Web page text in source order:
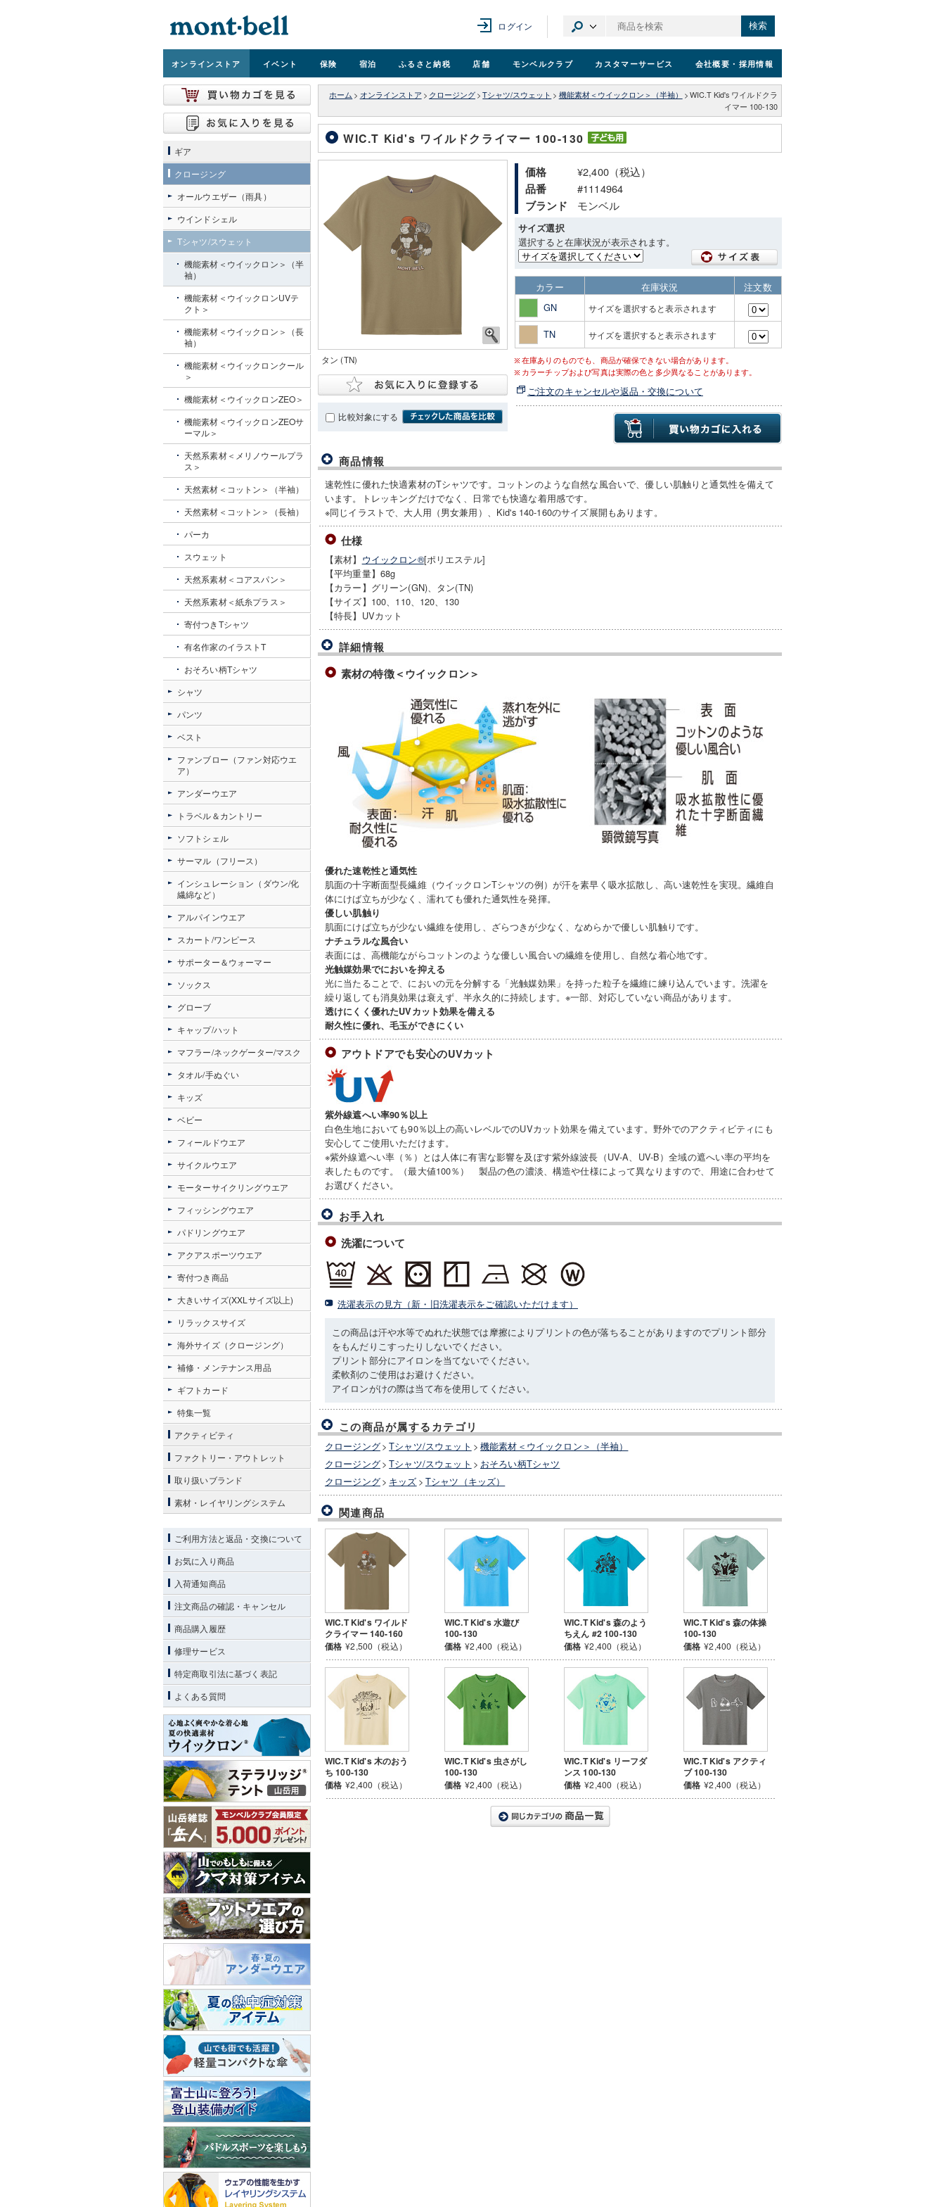
ログイン 検索
オンラインストア イベント 保険 宿泊 ふるさと納税 店舗 モンベルクラブ カスタマーサービス 会社概要 ・採用情報
ホーム > オンラインストア > クロージング > Tシャツ/スウェット > 機能素材＜ウイックロン＞（半袖） > WIC.T Kid's ワイルドクラ
イマー 100-130
WIC.T Kid's ワイルドクライマー 100-130
タン (TN)
比較対象にする
価格 ¥2,400（税込）
品番 #1114964
ブランド モンベル
サイズ選択
選択すると在庫状況が表示されます。
カラー 在庫状況
注文数
GN
サイズを選択すると表示されます
TN サイズを選択すると表示されます
在庫ありのものでも、商品が確保できない場合があります。
カラーチップおよび写真は実際の色と多少異なることがあります。
ご注文のキャンセルや返品・交換について
商品情報
速乾性に優れた快適素材のTシャツです。コットンのような自然な風合いで、優しい肌触りと通気性を備えて
います。トレッキングだけでなく、日常でも快適な着用感です。
※同じイラストで、大人用（男女兼用）、Kid's 140-160のサイズ展開もあります。
仕様
【素材】 ウイックロン®[ポリエステル]
【平均重量】68g
【カラー】グリーン(GN)、タン(TN)
【サイズ】100、110、120、130
【特長】UVカット
詳細情報
素材の特徴＜ウイックロン＞
優れた速乾性と通気性
肌面の十字断面型長繊維（ウイックロンTシャツの例）が汗を素早く吸水拡散し、高い速乾性を実現。繊維自
体にけば立ちが少なく、濡れても優れた通気性を発揮。
優しい肌触り
肌面にけば立ちが少ない繊維を使用し、ざらつきが少なく、なめらかで優しい肌触りです。
ナチュラルな風合い
表面には、高機能ながらコットンのような優しい風合いの繊維を使用し、自然な着心地です。
光触媒効果でにおいを抑える
光に当たることで、においの元を分解する「光触媒効果」を持った粒子を繊維に練り込んでいます。洗濯を
繰り返しても消臭効果は衰えず、半永久的に持続します。※一部、対応していない商品があります。
透けにくく優れたUVカット効果を備える
耐久性に優れ、毛玉ができにくい
アウトドアでも安心のUVカット
紫外線遮へい率90％以上
白色生地においても90％以上の高いレベルでのUVカット効果を備えています。野外でのアクティビティにも
安心してご使用いただけます。
※紫外線遮へい率（％）とは人体に有害な影響を及ぼす紫外線波長（UV-A、UV-B）全域の遮へい率の平均を
表したものです。（最大値100％） 製品の色の濃淡、構造や仕様によって異なりますので、用途に合わせて
お選びください。
お手入れ
洗濯について
洗濯表示の見方（新・旧洗濯表示をご確認いただけます）
この商品は汗や水等でぬれた状態では摩擦によりプリントの色が落ちることがありますのでプリント部分
をもんだりこすったりしないでください。
プリント部分にアイロンを当てないでください。
柔軟剤のご使用はお避けください。
アイロンがけの際は当て布を使用してください。
この商品が属するカテゴリ
クロージング> Tシャツ/スウェット > 機能素材＜ウイックロン＞（半袖）
クロージング> Tシャツ/スウェット > おそろい柄Tシャツ
クロージング> キッズ > Tシャツ（キッズ）
関連商品
WIC.T Kid's ワイルド
クライマー 140-160
価格 ¥2,500（税込）
WIC.T Kid's 水遊び
100-130
価格 ¥2,400（税込）
WIC.T Kid's 森のよう
ちえん #2 100-130
価格 ¥2,400（税込）
WIC.T Kid's 森の体操
100-130
価格 ¥2,400（税込）
WIC.T Kid's 木のおう
ち 100-130
価格 ¥2,400（税込）
WIC.T Kid's 虫さがし
100-130
価格 ¥2,400（税込）
WIC.T Kid's リーフダ
ンス 100-130
価格 ¥2,400（税込）
WIC.T Kid's アクティ
ブ 100-130
価格 ¥2,400（税込）
ギア
クロージング
オールウエザー（雨具）
ウインドシェル
Tシャツ/スウェット
機能素材＜ウイックロン＞（半
袖）
機能素材＜ウイックロンUVテ
クト＞
機能素材＜ウイックロン＞（長
袖）
機能素材＜ウイックロンクール
＞
機能素材＜ウイックロンZEO＞
機能素材＜ウイックロンZEOサ
ーマル＞
天然系素材＜メリノウールプラ
ス＞
天然素材＜コットン＞（半袖）
天然素材＜コットン＞（長袖）
パーカ
スウェット
天然系素材＜コアスパン＞
天然系素材＜紙糸プラス＞
寄付つきTシャツ
有名作家のイラストT
おそろい柄Tシャツ
シャツ
パンツ
ベスト
ファンブロー（ファン対応ウエ
ア）
アンダーウエア
トラベル＆カントリー
ソフトシェル
サーマル（フリース）
インシュレーション（ダウン/化
繊綿など）
アルパインウエア
スカート/ワンピース
サポーター＆ウォーマー
ソックス
グローブ
キャップ/ハット
マフラー/ネックゲーター/マスク
タオル/手ぬぐい
キッズ
ベビー
フィールドウエア
サイクルウエア
モーターサイクリングウエア
フィッシングウエア
パドリングウエア
アクアスポーツウエア
寄付つき商品
大きいサイズ(XXLサイズ以上)
リラックスサイズ
海外サイズ（クロージング）
補修・メンテナンス用品
ギフトカード
特集一覧
アクティビティ
ファクトリー・アウトレット
取り扱いブランド
素材・レイヤリングシステム
ご利用方法と返品・交換について
お気に入り商品
入荷通知商品
注文商品の確認・キャンセル
商品購入履歴
修理サービス
特定商取引法に基づく表記
よくある質問